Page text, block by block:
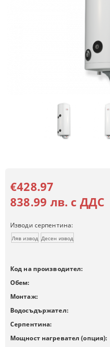
€428.97
838.99 лв. с ДДС
Изводи серпентина:
Ляв извод Десен извод
Код на производител:
Обем:
Монтаж:
Водосъдържател:
Серпентина:
Мощност нагревател (опция):